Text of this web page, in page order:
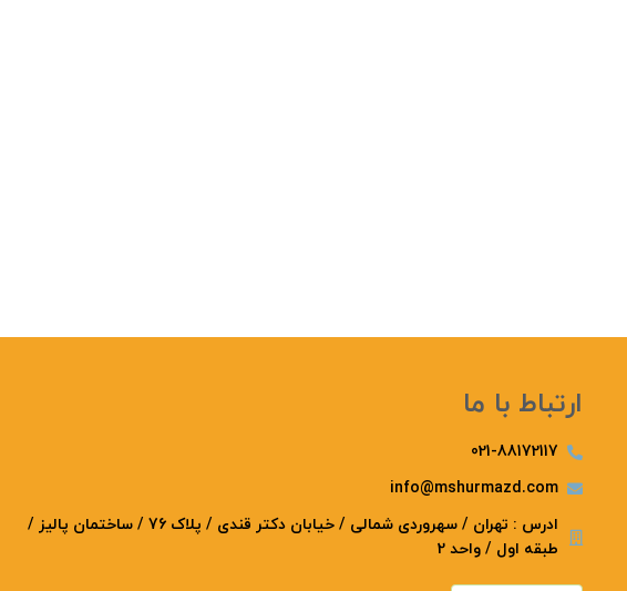
ارتباط با ما
021-88172117
info@mshurmazd.com
ادرس : تهران / سهروردی شمالی / خیابان دکتر قندی / پلاک 76 / ساختمان پالیز /
طبقه اول / واحد 2